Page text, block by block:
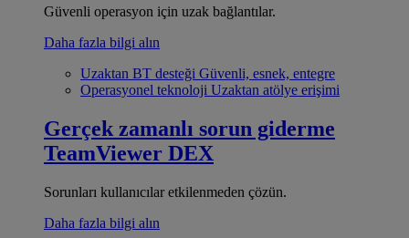
Güvenli operasyon için uzak bağlantılar.
Daha fazla bilgi alın
Uzaktan BT desteği Güvenli, esnek, entegre
Operasyonel teknoloji Uzaktan atölye erişimi
Gerçek zamanlı sorun giderme
TeamViewer DEX
Sorunları kullanıcılar etkilenmeden çözün.
Daha fazla bilgi alın